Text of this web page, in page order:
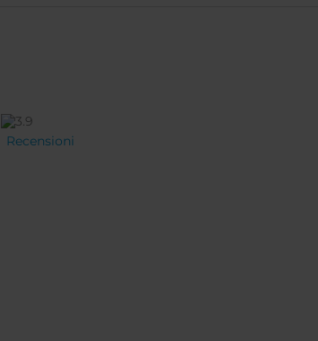
Recensioni